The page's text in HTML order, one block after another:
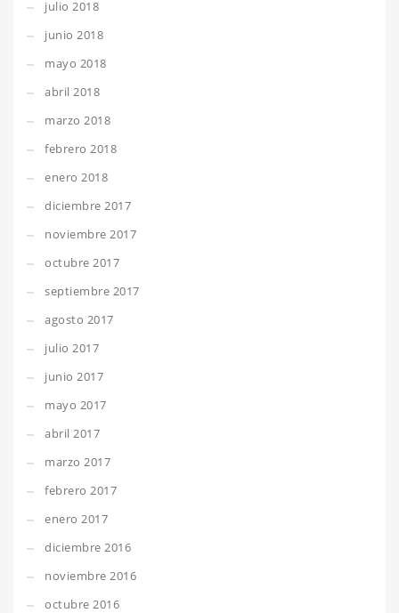
julio 2018
junio 2018
mayo 2018
abril 2018
marzo 2018
febrero 2018
enero 2018
diciembre 2017
noviembre 2017
octubre 2017
septiembre 2017
agosto 2017
julio 2017
junio 2017
mayo 2017
abril 2017
marzo 2017
febrero 2017
enero 2017
diciembre 2016
noviembre 2016
octubre 2016